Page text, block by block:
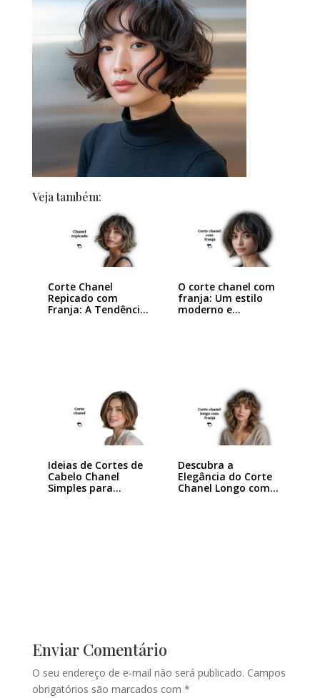
Veja também:
Corte Chanel
Repicado com
Franja: A Tendência
O corte chanel com
franja: Um estilo
moderno e…
Ideias de Cortes de
Cabelo Chanel
Simples para…
Descubra a
Elegância do Corte
Chanel Longo com…
Enviar Comentário
O seu endereço de e-mail não será publicado. Campos
obrigatórios são marcados com *